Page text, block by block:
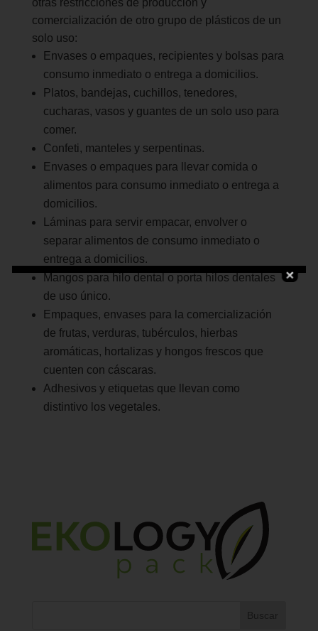
otras restricciones de producción y
comercialización de otro grupo de plásticos de un
solo uso:
Envases o empaques, recipientes y bolsas para
consumo inmediato o entrega a domicilios.
Platos, bandejas, cuchillos, tenedores,
cucharas, vasos y guantes de un solo uso para
comer.
Confeti, manteles y serpentinas.
Envases o empaques para llevar comida o
alimentos para consumo inmediato o entrega a
domicilios.
Láminas para servir empacar, envolver o
separar alimentos de consumo inmediato o
entrega a domicilios.
Mangos para hilo dental o porta hilos dentales
de uso único.
Empaques, envases para la comercialización
de frutas, verduras, tubérculos, hierbas
aromáticas, hortalizas y hongos frescos que
cuenten con cáscaras.
Adhesivos y etiquetas que llevan como
distintivo los vegetales.
Buscar